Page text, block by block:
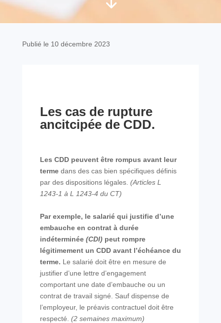
Publié le 10 décembre 2023
Les cas de rupture
ancitcipée de CDD.
Les CDD peuvent être rompus avant leur
termedans des cas bien spécifiques définis
par des dispositions légales. (Articles L
1243-1 à L 1243-4 du CT)
Par exemple, le salarié qui justifie d’une
embauche en contrat à durée
indéterminée (CDI) peut rompre
légitimement un CDD avant l’échéance du
terme. Le salarié doit être en mesure de
justifier d’une lettre d’engagement
comportant une date d’embauche ou un
contrat de travail signé. Sauf dispense de
l’employeur, le préavis contractuel doit être
respecté. (2 semaines maximum)